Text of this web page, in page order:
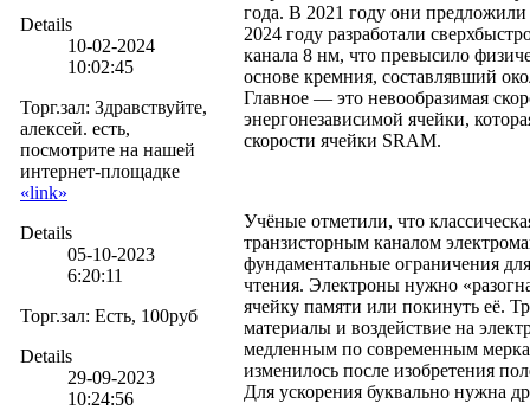
Details
10-02-2024
10:02:45
Торг.зал: Здравствуйте,
алексей. есть,
посмотрите на нашей
интернет-площадке
«link»
Details
05-10-2023
6:20:11
Торг.зал: Есть, 100руб
Details
29-09-2023
10:24:56
года. В 2021 году они
2024 году разработали
канала 8 нм, что превысило
основе кремния, составлявший
Главное — это невообразимая
энергонезависимой ячейки,
скорости ячейки SRAM.
Учёные отметили, что
транзисторным каналом
фундаментальные ограничения
чтения. Электроны нужно
ячейку памяти или покинуть её.
материалы и воздействие на
медленным по современным
изменилось после изобретения
Для ускорения буквально нужна